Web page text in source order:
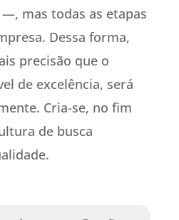
mas todas as etapas
Dessa forma,
precisão que o
de excelência, será
Cria-se, no fim
de busca